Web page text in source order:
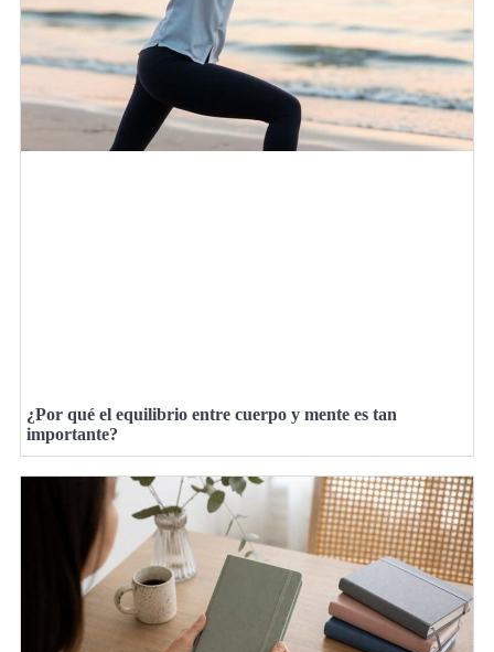
¿Por qué el equilibrio entre cuerpo y mente es tan
importante?